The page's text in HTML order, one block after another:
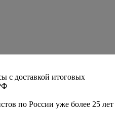
с доставкой итоговых
по России уже более 25 лет